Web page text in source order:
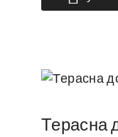
Терасна